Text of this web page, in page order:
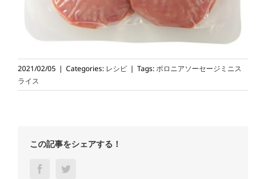
2021/02/05 | Categories: レシピ | Tags:ボロニアソーセージミニス
ライス
この記事をシェアする！
Facebook